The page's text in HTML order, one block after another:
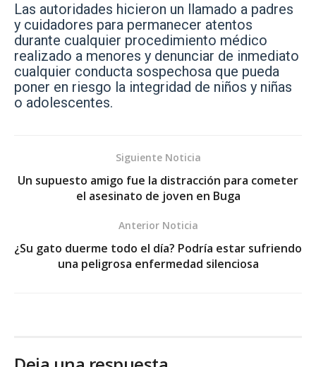
Las autoridades hicieron un llamado a padres
y cuidadores para permanecer atentos
durante cualquier procedimiento médico
realizado a menores y denunciar de inmediato
cualquier conducta sospechosa que pueda
poner en riesgo la integridad de niños y niñas
o adolescentes.
Siguiente Noticia
Un supuesto amigo fue la distracción para cometer
el asesinato de joven en Buga
Anterior Noticia
¿Su gato duerme todo el día? Podría estar sufriendo
una peligrosa enfermedad silenciosa